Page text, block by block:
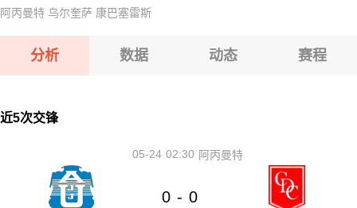
08-13 【U18亚洲杯】 黎巴嫩U18VS巴林U18
阿丙曼特 乌尔奎萨 康巴塞雷斯
分析 数据 动态 赛程
近5次交锋
02:30
05-24 阿丙曼特
0 - 0